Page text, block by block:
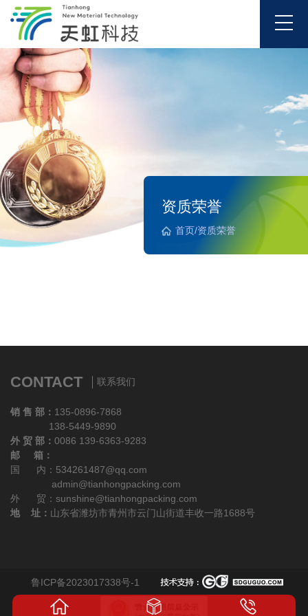
资质荣誉
首页/资质荣誉
CONTACT 联系我们
销 售 部： 135-0896-7868
138-5449-9890
外 贸 部： 0086 139-6363-9283
邮 箱：
国 内：534261487@qq.com
admin@tianhongpacking.com
外 贸：sunshine@tianhongpacking.com
地 址： 山东省潍坊市青州市云门山街道丰收一路1688号
鲁ICP备2023017338号-1